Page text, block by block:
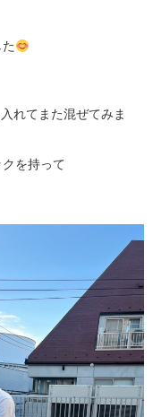
れてまた混ぜてみま
を持って